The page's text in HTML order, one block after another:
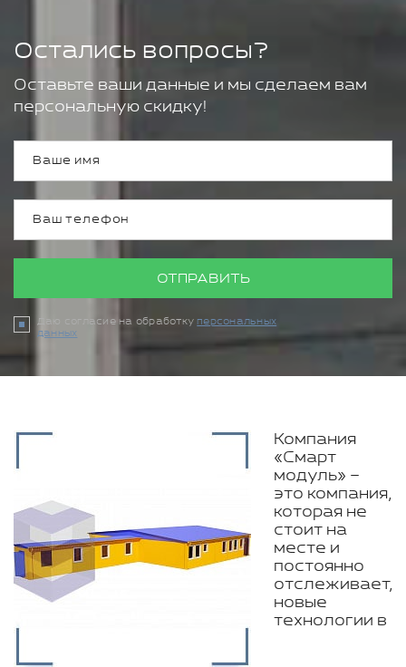
Остались вопросы?
Оставьте ваши данные и мы сделаем вам
персональную скидку!
ОТПРАВИТЬ
Даю согласие на обработкуперсональных
данных
Компания
«Смарт
модуль» –
это компания,
которая не
стоит на
месте и
постоянно
отслеживает,
новые
технологии в